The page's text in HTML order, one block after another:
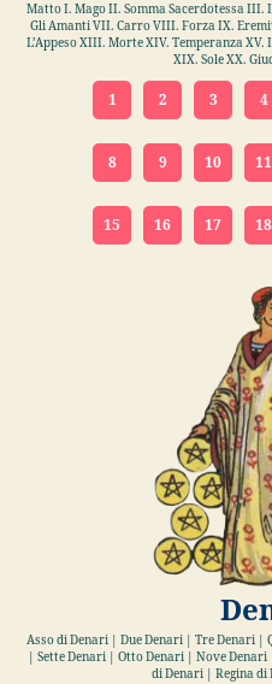
Matto I. Mago II. Somma Sacerdotessa
Gli Amanti VII. Carro VIII. Forza IX.
L’Appeso XIII. Morte XIV. Temperanza
XIX. Sole XX.
1 2 3 4
8 9 10 11
15 16 17 18
Asso di Denari | Due Denari | Tre Denari |
| Sette Denari | Otto Denari | Nove
di Denari | Regina di